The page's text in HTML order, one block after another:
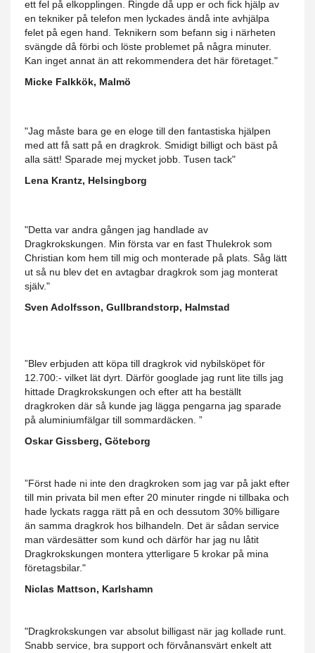
ett fel på elkopplingen. Ringde då upp er och fick hjälp av
en tekniker på telefon men lyckades ändå inte avhjälpa
felet på egen hand. Teknikern som befann sig i närheten
svängde då förbi och löste problemet på några minuter.
Kan inget annat än att rekommendera det här företaget."
Micke Falkkök, Malmö
"Jag måste bara ge en eloge till den fantastiska hjälpen
med att få satt på en dragkrok. Smidigt billigt och bäst på
alla sätt! Sparade mej mycket jobb. Tusen tack"
Lena Krantz, Helsingborg
"Detta var andra gången jag handlade av
Dragkrokskungen. Min första var en fast Thulekrok som
Christian kom hem till mig och monterade på plats. Såg lätt
ut så nu blev det en avtagbar dragkrok som jag monterat
själv."
Sven Adolfsson, Gullbrandstorp, Halmstad
”Blev erbjuden att köpa till dragkrok vid nybilsköpet för
12.700:- vilket lät dyrt. Därför googlade jag runt lite tills jag
hittade Dragkrokskungen och efter att ha beställt
dragkroken där så kunde jag lägga pengarna jag sparade
på aluminiumfälgar till sommardäcken. ”
Oskar Gissberg, Göteborg
”Först hade ni inte den dragkroken som jag var på jakt efter
till min privata bil men efter 20 minuter ringde ni tillbaka och
hade lyckats ragga rätt på en och dessutom 30% billigare
än samma dragkrok hos bilhandeln. Det är sådan service
man värdesätter som kund och därför har jag nu låtit
Dragkrokskungen montera ytterligare 5 krokar på mina
företagsbilar."
Niclas Mattson, Karlshamn
"Dragkrokskungen var absolut billigast när jag kollade runt.
Snabb service, bra support och förvånansvärt enkelt att